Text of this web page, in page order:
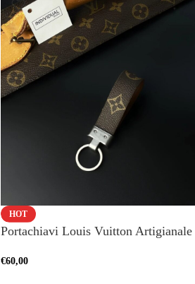
HOT
Portachiavi Louis Vuitton Artigianale
€60,00